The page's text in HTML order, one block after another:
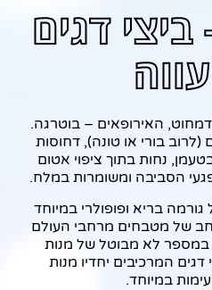
דגים
האירופאים – בוטרגה.
בורי או טונה), דחוסות
נחות בתוך ציפוי אטום
הסביבה ומשומרות במלח.
בריא ופופולרי במיוחד
של מטבחים מרחבי העולם
במספר לא מבוטל של מנות
המרכיבים יחדיו מנות
במיוחד.